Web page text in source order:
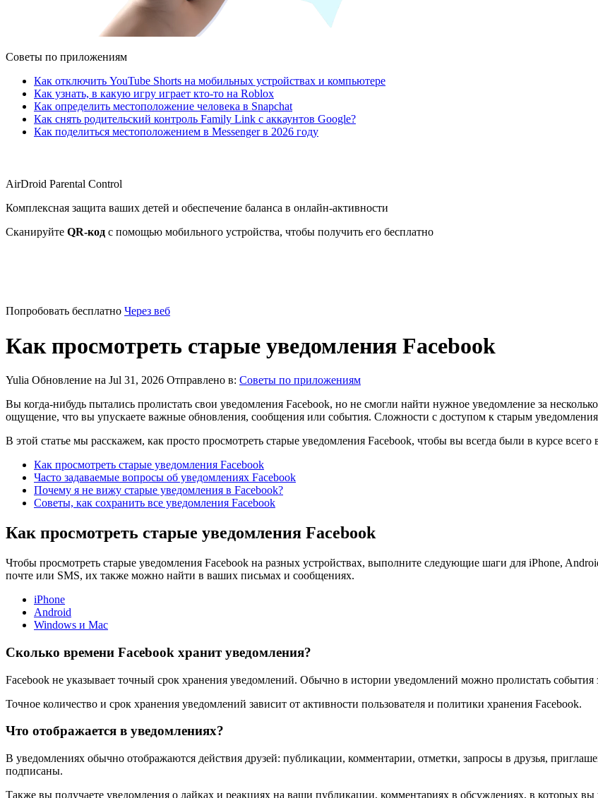
Советы по приложениям
Как отключить YouTube Shorts на мобильных устройствах и компьютере
Как узнать, в какую игру играет кто-то на Roblox
Как определить местоположение человека в Snapchat
Как снять родительский контроль Family Link с аккаунтов Google?
Как поделиться местоположением в Messenger в 2026 году
AirDroid Parental Control
Комплексная защита ваших детей и обеспечение баланса в онлайн-активности
Сканируйте QR-код с помощью мобильного устройства, чтобы получить его бесплатно
Попробовать бесплатно Через веб
Как просмотреть старые уведомления Facebook
Yulia Обновление на Jul 31, 2026 Отправлено в: Советы по приложениям
Вы когда-нибудь пытались пролистать свои уведомления Facebook, но не смогли найти нужное уведомление за
ощущение, что вы упускаете важные обновления, сообщения или события. Сложности с доступом к старым
В этой статье мы расскажем, как просто просмотреть старые уведомления Facebook, чтобы вы всегда были в курсе всего
Как просмотреть старые уведомления Facebook
Часто задаваемые вопросы об уведомлениях Facebook
Почему я не вижу старые уведомления в Facebook?
Советы, как сохранить все уведомления Facebook
Как просмотреть старые уведомления Facebook
Чтобы просмотреть старые уведомления Facebook на разных устройствах, выполните следующие шаги для iPhone,
почте или SMS, их также можно найти в ваших письмах и сообщениях.
iPhone
Android
Windows и Mac
Сколько времени Facebook хранит уведомления?
Facebook не указывает точный срок хранения уведомлений. Обычно в истории уведомлений можно пролистать события
Точное количество и срок хранения уведомлений зависит от активности пользователя и политики хранения Facebook.
Что отображается в уведомлениях?
В уведомлениях обычно отображаются действия друзей: публикации, комментарии, отметки, запросы в друзья,
подписаны.
Также вы получаете уведомления о лайках и реакциях на ваши публикации, комментариях в обсуждениях, в которых